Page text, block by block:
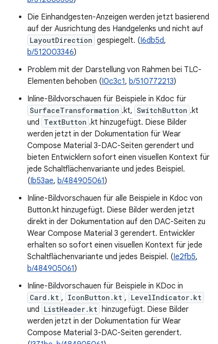
Die Einhandgesten-Anzeigen werden jetzt basierend
auf der Ausrichtung des Handgelenks und nicht auf
LayoutDirection gespiegelt. (I6db5d,
b/512003346)
Problem mit der Darstellung von Rahmen bei TLC-
Elementen behoben (I0c3c1, b/510772213)
Inline-Bildvorschauen für Beispiele in Kdoc für
SurfaceTransformation .kt, SwitchButton .kt
und TextButton .kt hinzugefügt. Diese Bilder
werden jetzt in der Dokumentation für Wear
Compose Material 3-DAC-Seiten gerendert und
bieten Entwicklern sofort einen visuellen Kontext für
jede Schaltflächenvariante und jedes Beispiel.
(Ib53ae, b/484905061)
Inline-Bildvorschauen für alle Beispiele in Kdoc von
Button.kt hinzugefügt. Diese Bilder werden jetzt
direkt in der Dokumentation auf den DAC-Seiten zu
Wear Compose Material 3 gerendert. Entwickler
erhalten so sofort einen visuellen Kontext für jede
Schaltflächenvariante und jedes Beispiel. (Ie2fb5,
b/484905061)
Inline-Bildvorschauen für Beispiele in KDoc in
Card.kt , IconButton.kt , LevelIndicator.kt
und ListHeader.kt hinzugefügt. Diese Bilder
werden jetzt in der Dokumentation für Wear
Compose Material 3-DAC-Seiten gerendert.